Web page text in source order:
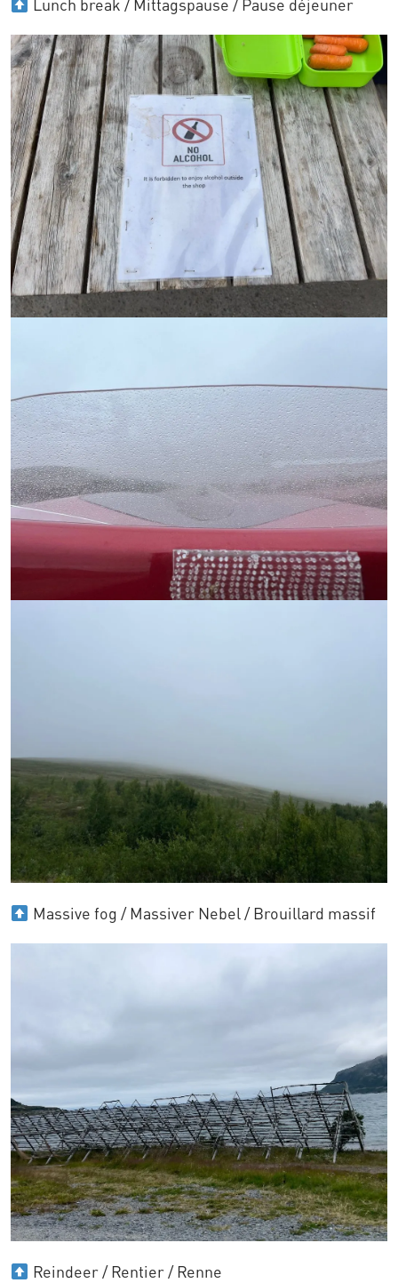
Lunch break / Mittagspause / Pause déjeuner
Massive fog / Massiver Nebel / Brouillard massif
Reindeer / Rentier / Renne